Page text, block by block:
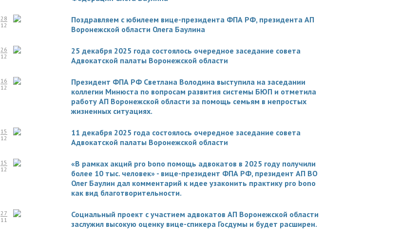
28
12
Поздравляем с юбилеем вице-президента ФПА РФ, президента АП
Воронежской области Олега Баулина
26
12
25 декабря 2025 года состоялось очередное заседание совета
Адвокатской палаты Воронежской области
16
12
Президент ФПА РФ Светлана Володина выступила на заседании
коллегии Минюста по вопросам развития системы БЮП и отметила
работу АП Воронежской области за помощь семьям в непростых
жизненных ситуациях.
15
12
11 декабря 2025 года состоялось очередное заседание совета
Адвокатской палаты Воронежской области
15
12
«В рамках акций pro bono помощь адвокатов в 2025 году получили
более 10 тыс. человек» - вице-президент ФПА РФ, президент АП ВО
Олег Баулин дал комментарий к идее узаконить практику pro bono
как вид благотворительности.
27
11
Социальный проект с участием адвокатов АП Воронежской области
заслужил высокую оценку вице-спикера Госдумы и будет расширен.